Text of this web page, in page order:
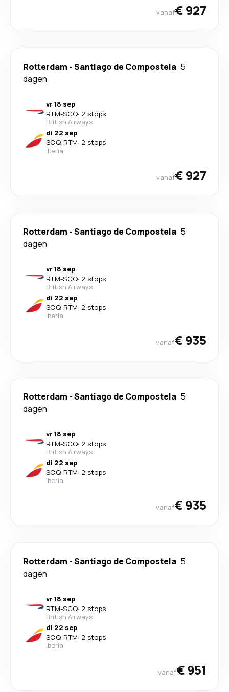
vanaf€ 927
Rotterdam -Santiago de Compostela 5
dagen
vr 18 sep
RTM-SCQ· 2 stops
British Airways
di 22 sep
SCQ-RTM· 2 stops
Iberia
vanaf€ 927
Rotterdam -Santiago de Compostela 5
dagen
vr 18 sep
RTM-SCQ· 2 stops
British Airways
di 22 sep
SCQ-RTM· 2 stops
Iberia
vanaf€ 935
Rotterdam -Santiago de Compostela 5
dagen
vr 18 sep
RTM-SCQ· 2 stops
British Airways
di 22 sep
SCQ-RTM· 2 stops
Iberia
vanaf€ 935
Rotterdam -Santiago de Compostela 5
dagen
vr 18 sep
RTM-SCQ· 2 stops
British Airways
di 22 sep
SCQ-RTM· 2 stops
Iberia
vanaf€ 951